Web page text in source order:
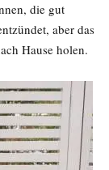
die gut
aber das
Hause holen.